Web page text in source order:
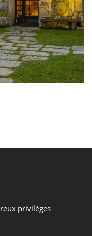
privilèges